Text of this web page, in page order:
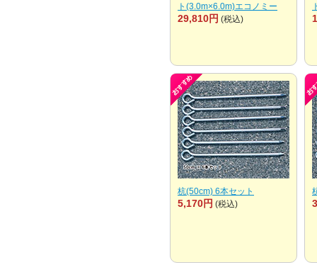
ト(3.0m×6.0m)エコノミー
29,810円 (税込)
杭(50cm) 6本セット
5,170円 (税込)